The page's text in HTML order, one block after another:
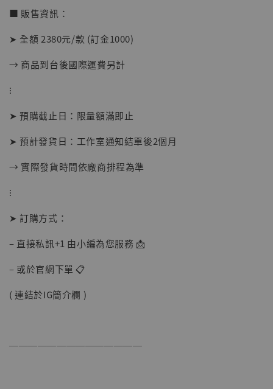
【店內現貨】海賊王 系列蒐藏雕像 布魯克達
摩 [7STARS Studio]
NT$ 1,500
■ 販售資訊：
➤ 全額 2380元/款 (訂金1000)
→ 商品到台後國際運費另計
⁝
➤ 預購截止日：限量額滿即止
➤ 預計發貨日：工作室通知結單後2個月
→ 實際發貨時間依廠商排程為準
⁝
➤ 訂購方式：
– 直接私訊+1 由小編為您服務 📩
– 或於官網下單 📋
( 連結於IG簡介欄 )
──────────────